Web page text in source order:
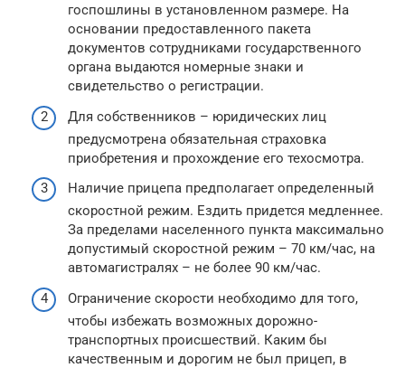
госпошлины в установленном размере. На
основании предоставленного пакета
документов сотрудниками государственного
органа выдаются номерные знаки и
свидетельство о регистрации.
Для собственников – юридических лиц
предусмотрена обязательная страховка
приобретения и прохождение его техосмотра.
Наличие прицепа предполагает определенный
скоростной режим. Ездить придется медленнее.
За пределами населенного пункта максимально
допустимый скоростной режим – 70 км/час, на
автомагистралях – не более 90 км/час.
Ограничение скорости необходимо для того,
чтобы избежать возможных дорожно-
транспортных происшествий. Каким бы
качественным и дорогим не был прицеп, в